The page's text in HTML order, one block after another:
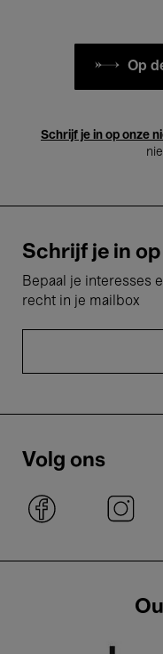
Op
Schrijf je in op onze
Schrijf je in
Bepaal je interesses
recht in je mailbox
Volg ons